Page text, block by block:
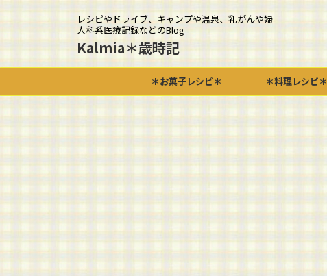
レシピやドライブ、キャンプや温泉、乳がんや婦
人科系医療記録などのBlog
Kalmia＊歳時記
＊お菓子レシピ＊ ＊料理レシピ＊